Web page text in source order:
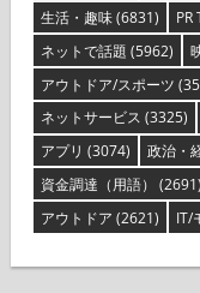
生活・趣味(6831) PR
ネットで話題 (5962)
アウトドア/スポーツ
ネットサービス (3325)
アプリ (3074) 政治・
資金調達（用語） (2691)
アウトドア (2621) IT/